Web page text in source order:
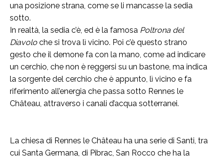
una posizione strana, come se li mancasse la sedia
sotto.
In realtà, la sedia c’è, ed è la famosa Poltrona del
Diavolo che si trova lì vicino. Poi c’è questo strano
gesto che il demone fa con la mano, come ad indicare
un cerchio, che non è reggersi su un bastone, ma indica
la sorgente del cerchio che è appunto, lì vicino e fa
riferimento all’energia che passa sotto Rennes le
Château, attraverso i canali d’acqua sotterranei.
La chiesa di Rennes le Château ha una serie di Santi, tra
cui Santa Germana, di Pibrac, San Rocco che ha la